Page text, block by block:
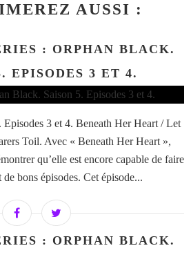
AUSSI :
: ORPHAN BLACK.
EPISODES 3 ET 4.
3 et 4. Beneath Her Heart / Let
Toil. Avec « Beneath Her Heart »,
qu’elle est encore capable de faire
bons épisodes. Cet épisode...
: ORPHAN BLACK.